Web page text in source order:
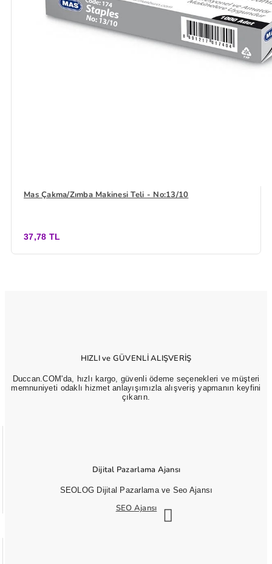
Mas Çakma/Zımba Makinesi Teli - No:13/10
37,78 TL
HIZLI ve GÜVENLİ ALIŞVERİŞ
Duccan.COM'da, hızlı kargo, güvenli ödeme seçenekleri ve müşteri
memnuniyeti odaklı hizmet anlayışımızla alışveriş yapmanın keyfini
çıkarın.
Dijital Pazarlama Ajansı
SEOLOG Dijital Pazarlama ve Seo Ajansı
SEO Ajansı